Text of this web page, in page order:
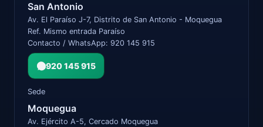
San Antonio
Av. El Paraíso J-7, Distrito de San Antonio - Moquegua
Ref. Mismo entrada Paraíso
Contacto / WhatsApp: 920 145 915
920 145 915
Sede
Moquegua
Av. Ejército A-5, Cercado Moquegua